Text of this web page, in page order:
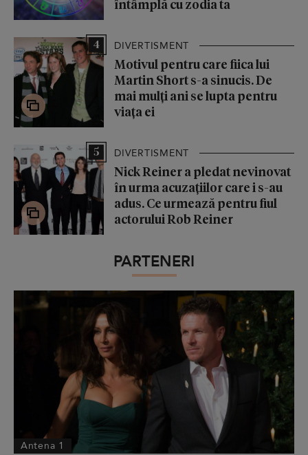
întâmplă cu zodia ta
4 DIVERTISMENT
Motivul pentru care fiica lui
Martin Short s-a sinucis. De
mai mulți ani se lupta pentru
viața ei
5 DIVERTISMENT
Nick Reiner a pledat nevinovat
în urma acuzațiilor care i s-au
adus. Ce urmează pentru fiul
actorului Rob Reiner
PARTENERI
Antena 1